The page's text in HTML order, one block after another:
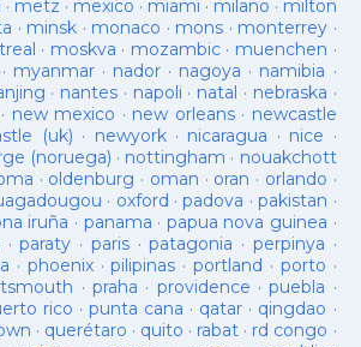
· metz · mexico · miami · milano · milton
· minsk · monaco · mons · monterrey ·
· moskva · mozambic· muenchen ·
· myanmar· nador · nagoya · namibia ·
· nantes · napoli · natal · nebraska ·
· new mexico · new orleans· newcastle
(uk) · newyork· nicaragua · nice ·
(noruega) · nottingham · nouakchott
· oldenburg · oman · oran · orlando ·
· oxford ·padova ·pakistan ·
iruña · panama · papua nova guinea ·
·paraty · paris·patagonia · perpinya ·
· phoenix·pilipinas ·portland · porto ·
·praha · providence ·puebla ·
rico ·punta cana · qatar · qingdao ·
· querétaro · quito · rabat · rd congo ·